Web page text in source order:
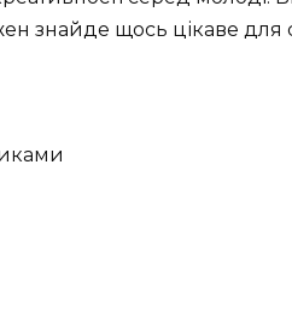
знайде щось цікаве для